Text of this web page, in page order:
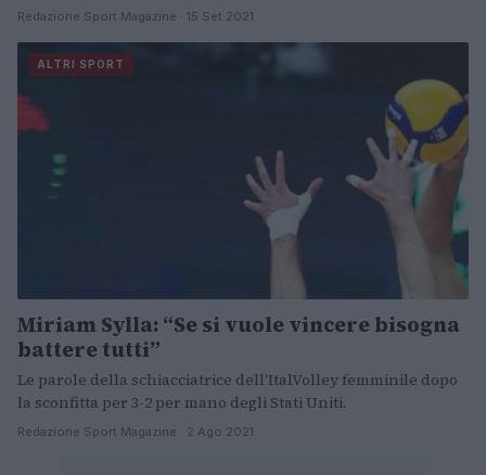
Redazione Sport Magazine · 15 Set 2021
ALTRI SPORT
Miriam Sylla: “Se si vuole vincere bisogna
battere tutti”
Le parole della schiacciatrice dell'ItalVolley femminile dopo
la sconfitta per 3-2 per mano degli Stati Uniti.
Redazione Sport Magazine · 2 Ago 2021